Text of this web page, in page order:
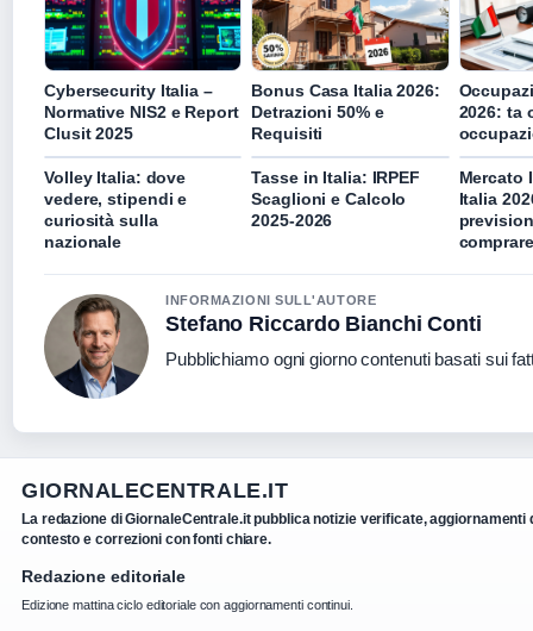
Cybersecurity Italia –
Normative NIS2 e Report
Clusit 2025
Bonus Casa Italia 2026:
Detrazioni 50% e
Requisiti
2026: ta
Volley Italia: dove
vedere, stipendi e
curiosità sulla
nazionale
Tasse in Italia: IRPEF
Scaglioni e Calcolo
2025-2026
Mercato
Italia
comprare
INFORMAZIONI SULL'AUTORE
Stefano Riccardo Bianchi Conti
Pubblichiamo ogni giorno contenuti basati sui
GIORNALECENTRALE.IT
La redazione di GiornaleCentrale.it pubblica notizie verificate, aggiornamenti
contesto e correzioni con fonti chiare.
Redazione editoriale
Edizione mattina ciclo editoriale con aggiornamenti continui.